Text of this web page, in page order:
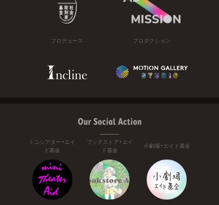
プロデュース プロダクション
Our Social Action
ミニシアター・エイ
ド基金
ブックストア・エイ
ド基金
小劇場・エイド基金